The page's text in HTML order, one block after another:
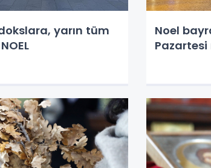
yarın tüm
Noel